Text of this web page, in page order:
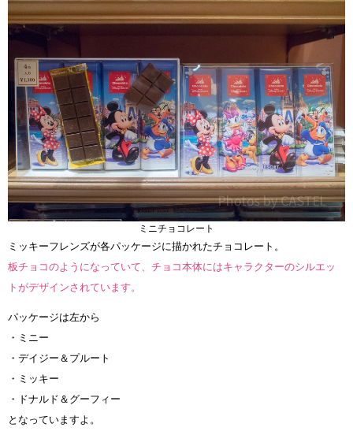
ミニチョコレート
ミッキーフレンズが各パッケージに描かれたチョコレート。
板チョコのようになっていて、チョコ本体にはキャラクターのシルエッ
トがデザインされています。
パッケージは左から
・ミニー
・デイジー＆プルート
・ミッキー
・ドナルド＆グーフィー
となっていますよ。